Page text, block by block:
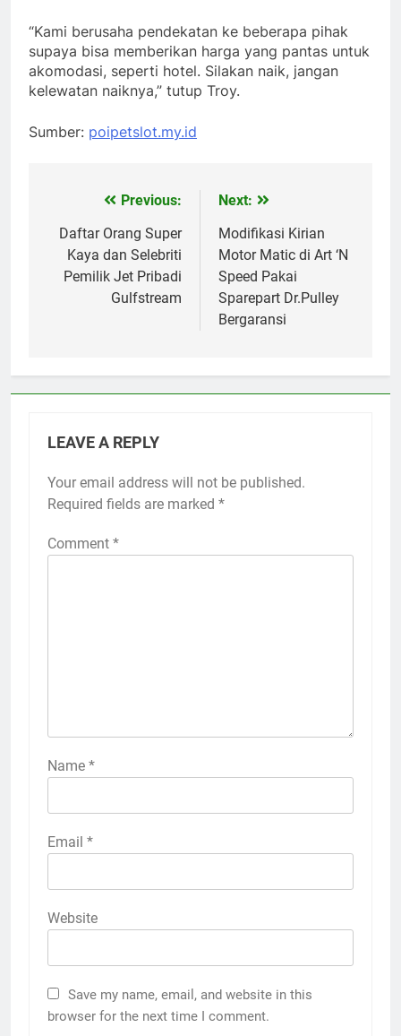
“Kami berusaha pendekatan ke beberapa pihak
supaya bisa memberikan harga yang pantas untuk
akomodasi, seperti hotel. Silakan naik, jangan
kelewatan naiknya,” tutup Troy.
Sumber: poipetslot.my.id
navigation
Previous:
Daftar Orang Super
Kaya dan Selebriti
Pemilik Jet Pribadi
Gulfstream
Next:
Modifikasi Kirian
Motor Matic di Art ‘N
Speed Pakai
Sparepart Dr.Pulley
Bergaransi
LEAVE A REPLY
Your email address will not be published.
Required fields are marked *
Comment *
Name *
Email *
Website
Save my name, email, and website in this
browser for the next time I comment.